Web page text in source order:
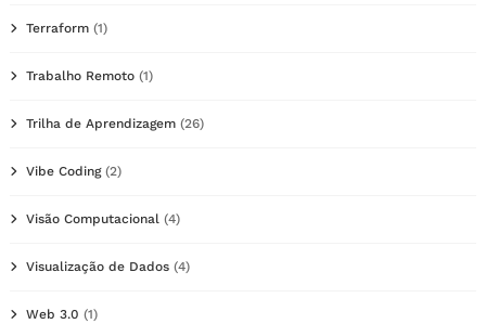
Terraform (1)
Trabalho Remoto (1)
Trilha de Aprendizagem (26)
Vibe Coding(2)
Visão Computacional (4)
Visualização de Dados (4)
Web 3.0 (1)